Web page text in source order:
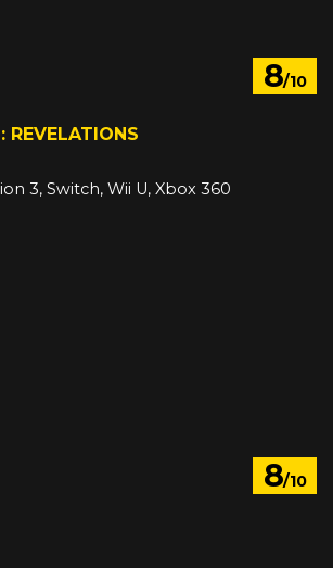
8/10
REVELATIONS
3, Switch, Wii U, Xbox 360
8/10